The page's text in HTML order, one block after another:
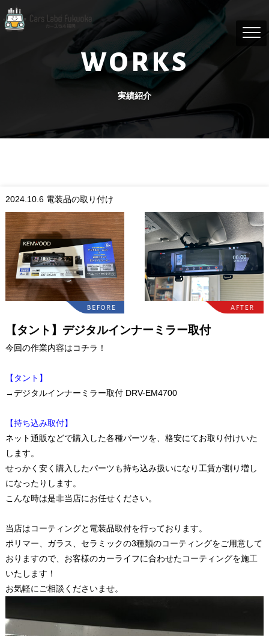
WORKS
実績紹介
2024.10.6 電装品の取り付け
【タント】デジタルインナーミラー取付
今回の作業内容はコチラ！
【タント】
→デジタルインナーミラー取付 DRV-EM4700
【持ち込み取付】
ネット通販などで購入した各種パーツを、格安にてお取り付けいた
します。
せっかく安く購入したパーツも持ち込み扱いになり工賃が割り増し
になったりします。
こんな時は是非当店にお任せください。
当店はコーティングと電装品取付を行っております。
ポリマー、ガラス、セラミックの3種類のコーティングをご用意して
おりますので、お客様のカーライフに合わせたコーティングを施工
いたします！
お気軽にご相談くださいませ。